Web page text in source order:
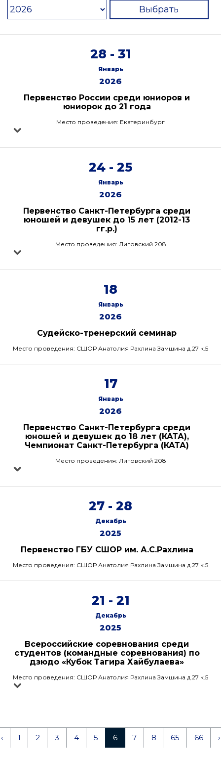
Выбрать
28 - 31
Январь
2026
Первенство России среди юниоров и
юниорок до 21 года
Место проведения: Екатеринбург
24 - 25
Январь
2026
Первенство Санкт-Петербурга среди
юношей и девушек до 15 лет (2012-13
гг.р.)
Место проведения: Лиговский 208
18
Январь
2026
Судейско-тренерский семинар
Место проведения: СШОР Анатолия Рахлина Замшина д.27 к.5
17
Январь
2026
Первенство Санкт-Петербурга среди
юношей и девушек до 18 лет (КАТА),
Чемпионат Санкт-Петербурга (КАТА)
Место проведения: Лиговский 208
27 - 28
Декабрь
2025
Первенство ГБУ СШОР им. А.С.Рахлина
Место проведения: СШОР Анатолия Рахлина Замшина д.27 к.5
21 - 21
Декабрь
2025
Всероссийские соревнования среди
студентов (командные соревнования) по
дзюдо «Кубок Тагира Хайбулаева»
Место проведения: СШОР Анатолия Рахлина Замшина д.27 к.5
‹ 1 2 3 4 5 6 7 8 65 66 ›